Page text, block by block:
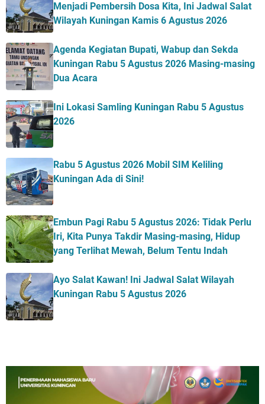
Menjadi Pembersih Dosa Kita, Ini Jadwal Salat
Wilayah Kuningan Kamis 6 Agustus 2026
Agenda Kegiatan Bupati, Wabup dan Sekda
Kuningan Rabu 5 Agustus 2026 Masing-masing
Dua Acara
Ini Lokasi Samling Kuningan Rabu 5 Agustus
2026
Rabu 5 Agustus 2026 Mobil SIM Keliling
Kuningan Ada di Sini!
Embun Pagi Rabu 5 Agustus 2026: Tidak Perlu
Iri, Kita Punya Takdir Masing-masing, Hidup
yang Terlihat Mewah, Belum Tentu Indah
Ayo Salat Kawan! Ini Jadwal Salat Wilayah
Kuningan Rabu 5 Agustus 2026